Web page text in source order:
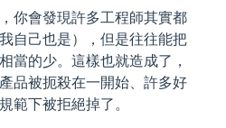
你會發現許多工程師其實都
自己也是），但是往往能把
當的少。這樣也就造成了，
品被扼殺在一開始、許多好
範下被拒絕掉了。